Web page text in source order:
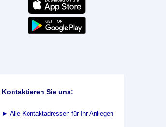
Kontaktieren Sie uns:
► Alle Kontaktadressen für Ihr Anliegen